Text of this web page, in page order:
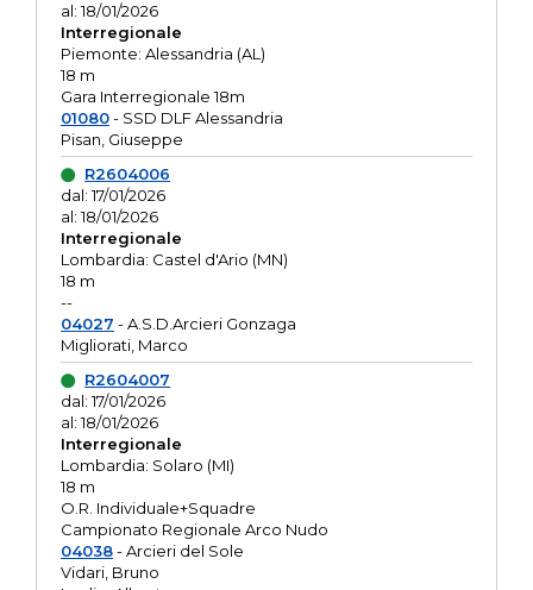
al: 18/01/2026
Interregionale
Piemonte: Alessandria (AL)
18 m
Gara Interregionale 18m
01080- SSD DLF Alessandria
Pisan, Giuseppe
R2604006
dal: 17/01/2026
al: 18/01/2026
Interregionale
Lombardia: Castel d'Ario (MN)
18 m
--
04027 - A.S.D.Arcieri Gonzaga
Migliorati, Marco
R2604007
dal: 17/01/2026
al: 18/01/2026
Interregionale
Lombardia: Solaro (MI)
18 m
O.R. Individuale+Squadre
Campionato Regionale Arco Nudo
04038- Arcieri del Sole
Vidari, Bruno